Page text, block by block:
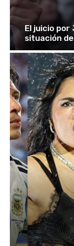
El juicio por
situación